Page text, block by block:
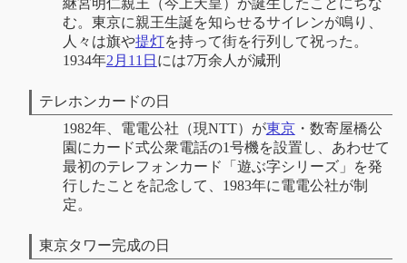
継宮明仁親王（今上天皇）が誕生したことにちな
む。東京に親王生誕を知らせるサイレンが鳴り、
人々は旗や提灯を持って街を行列して祝った。
1934年2月11日 には7万余人が減刑
テレホンカードの日
1982年、電電公社（現NTT）が東京・数寄屋橋公
園にカード式公衆電話の1号機を設置し、あわせて
最初のテレフォンカード「遊ぶ字シリーズ」を発
行したことを記念して、1983年に電電公社が制
定。
東京タワー完成の日